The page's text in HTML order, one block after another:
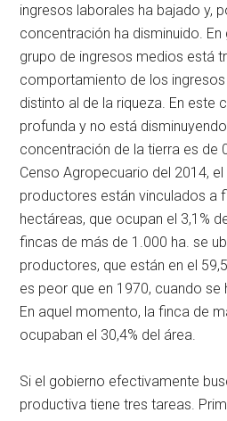
ingresos laborales ha bajado y,
concentración ha disminuido. En
grupo de ingresos medios está
comportamiento de los
distinto al de la riqueza. En este
profunda y no está
concentración de la tierra es de
Censo Agropecuario del 2014, el
productores están vinculados a
hectáreas, que ocupan el 3,1%
fincas de más de 1.000 ha. se
productores, que están en el
es peor que en 1970, cuando se
En aquel momento, la finca de
ocupaban el 30,4% del área.
Si el gobierno efectivamente
productiva tiene tres tareas.